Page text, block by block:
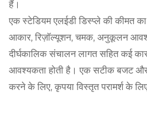
हैं।
एक स्टेडियम एलईडी डिस्प्ले की कीमत
आकार, रिज़ॉल्यूशन, चमक, अनुकूलन
दीर्घकालिक संचालन लागत सहित कई
आवश्यकता होती है। एक सटीक बजट और
करने के लिए, कृपया विस्तृत परामर्श के